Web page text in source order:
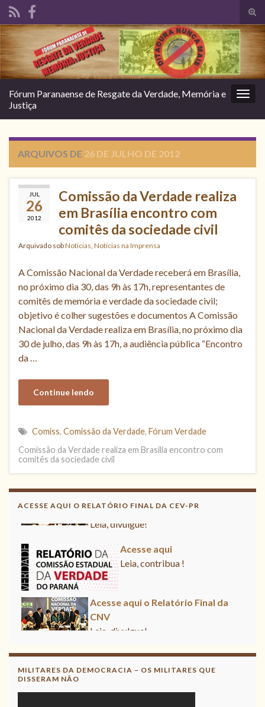
de
Search for:
Fórum Paranaense de Resgate da Verdade, Memória e
Justiça
ARQUIVOS DE 26 DE JULHO DE 2012
JUL
26
2012
Comissão da Verdade realiza
em Brasília encontro com
comitês da sociedade civil
Arquivado sobNotícias Notícias na Imprensa
A Comissão Nacional da Verdade receberá em Brasília,
no próximo dia 30, das 9h às 17h, representantes de
comitês de memória e verdade da sociedade civil;
objetivo é colher sugestões e documentos A Comissão
Nacional da Verdade realiza em Brasília, no próximo dia
30 de julho, das 9h às 17h, a audiência pública “Encontro
da …
Continue lendo
Comiss, Comissão da Verdade, Fórum Verdade
Comissão da Verdade realiza em Brasília encontro com
comitês da sociedade civil
ACESSE AQUI O RELATÓRIO FINAL DA CEV-PR
Acesse aqui o Relatório Final da
CNV
Acesse aqui
Leia, contribua !
Acesse aqui o Relatório Final da
CNV
Leia, divulgue!
MILITARES DA DEMOCRACIA – OS MILITARES QUE
DISSERAM NÃO